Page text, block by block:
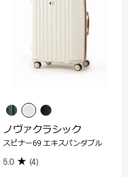
ノヴァクラシック
スピナー69 エキスパンダブル
5.0 (4)